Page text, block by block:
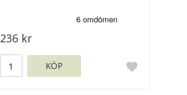
236 kr
KÖP